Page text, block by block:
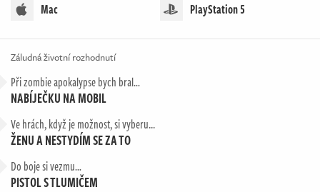
Mac PlayStation 5
Záludná životní rozhodnutí
Při zombie apokalypse bych bral…
NABÍJEČKU NA MOBIL
Ve hrách, když je možnost, si vyberu...
ŽENU A NESTYDÍM SE ZA TO
Do boje si vezmu…
PISTOL S TLUMIČEM